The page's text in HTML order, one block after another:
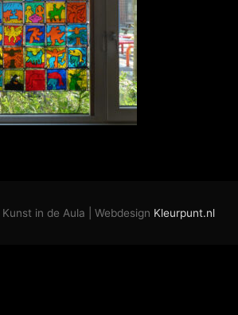
Kunst in de Aula | Webdesign Kleurpunt.nl